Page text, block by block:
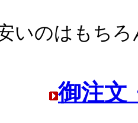
いのはもち
御注